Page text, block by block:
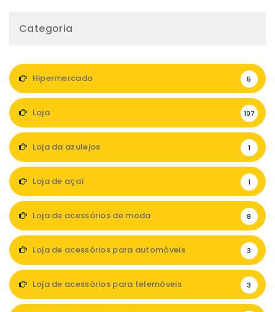
Categoria
Hipermercado 5
Loja 107
Loja da azulejos 1
Loja de açaí 1
Loja de acessórios de moda 8
Loja de acessórios para automóveis 3
Loja de acessórios para telemóveis 3